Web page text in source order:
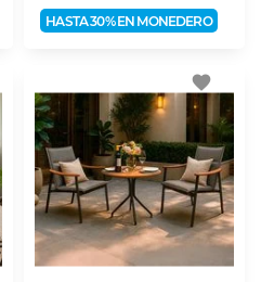
HASTA 30% EN MONEDERO
favorite